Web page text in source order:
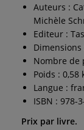
Auteurs :
Michèle
Editeur :
Dimensions
Nombre de
Poids : 0,58
Langue :
ISBN : 978-
Prix par livre.